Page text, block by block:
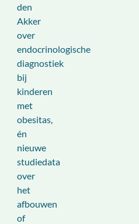
den
Akker
over
endocrinologische
diagnostiek
bij
kinderen
met
obesitas,
én
nieuwe
studiedata
over
het
afbouwen
of